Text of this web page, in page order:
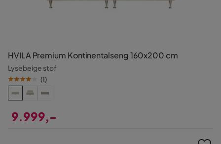
HVILA Premium Kontinentalseng 160x200 cm
Lysebeige stof
(1)
9.999,-